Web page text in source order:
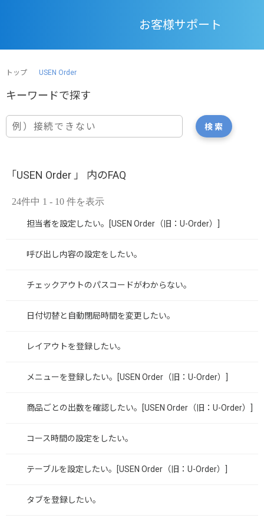
お客様サポート
トップ USEN Order
「USEN Order 」 内のFAQ
24件中 1 - 10 件を表示
担当者を設定したい。[USEN Order（旧：U-Order）]
呼び出し内容の設定をしたい。
チェックアウトのパスコードがわからない。
日付切替と自動閉局時間を変更したい。
レイアウトを登録したい。
メニューを登録したい。[USEN Order（旧：U-Order）]
商品ごとの出数を確認したい。[USEN Order（旧：U-Order）]
コース時間の設定をしたい。
テーブルを設定したい。[USEN Order（旧：U-Order）]
タブを登録したい。